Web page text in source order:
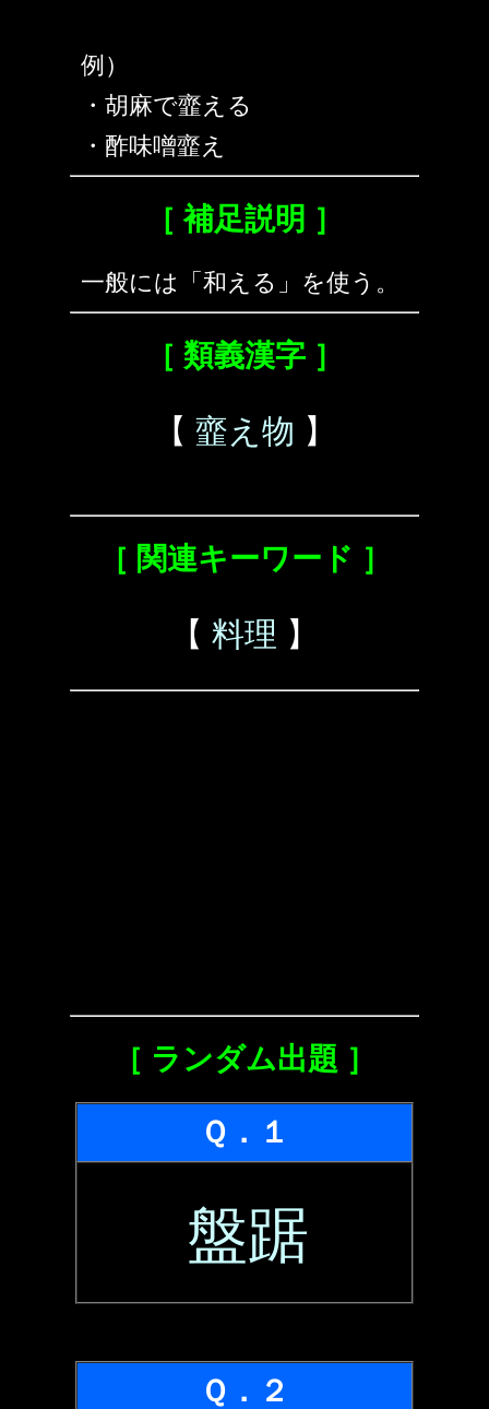
例）
・胡麻で韲える
・酢味噌韲え
［ 補足説明 ］
一般には「和える」を使う。
［ 類義漢字 ］
【 韲え物 】
［ 関連キーワード ］
【 料理 】
［ ランダム出題 ］
Ｑ．１
盤踞
Ｑ．２